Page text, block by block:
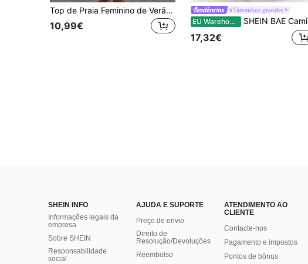
Top de Praia Feminino de Verão Elegante e Casual, Branco, Leve, em Malha, com Um Ombro Só e Bainha Assimétrica, Adequado para Festa, Férias na Praia e Passeios
10,99€
#Tamanhos grandes
EU Warehouse SHEIN BAE Camiseta feminina casual preta com detalhes em renda, barra assimétrica em renda e design liso. Ideal para uso diário, perfeita para a primavera/verão. Adequada para atividades sociais diurnas e noturnas, além de ser perfeita para o dia a dia na cidade. Camiseta preta com detalhes em renda, ideal para o verão.
17,32€
SHEIN INFO
Informações legais da
empresa
Sobre SHEIN
Responsabilidade
social
AJUDA E SUPORTE
Preço de envio
Direito de
Resolução/Devoluções
Reembolso
ATENDIMENTO AO
CLIENTE
Contacte-nos
Pagamento e impostos
Pontos de bônus